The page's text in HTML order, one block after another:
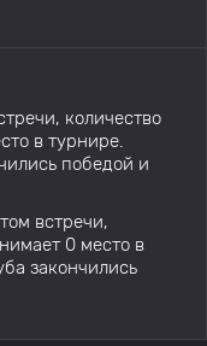
количество
в турнире.
победой и
встречи,
0 место в
закончились